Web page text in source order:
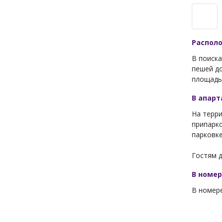
В
пешей
площадь
В
На
Гостям
В
В